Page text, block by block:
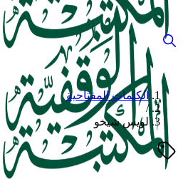
الكلمات المفتاحية
/
لويس شيخو